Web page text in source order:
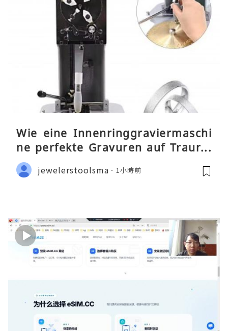
Wie eine Innenringgraviermaschi
ne perfekte Gravuren auf Traurin
gen ermöglicht
jewelerstoolsma 1小時前